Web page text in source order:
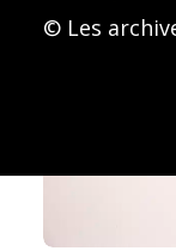
© Les